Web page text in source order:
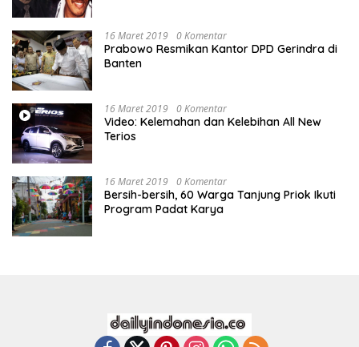
16 Maret 2019 0 Komentar
Prabowo Resmikan Kantor DPD Gerindra di
Banten
16 Maret 2019 0 Komentar
Video: Kelemahan dan Kelebihan All New
Terios
16 Maret 2019 0 Komentar
Bersih-bersih, 60 Warga Tanjung Priok Ikuti
Program Padat Karya